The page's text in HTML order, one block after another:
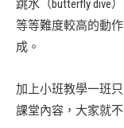
跳水（butterfly dive
等等難度較高的動
成。
加上小班教學一班
課堂內容，大家就